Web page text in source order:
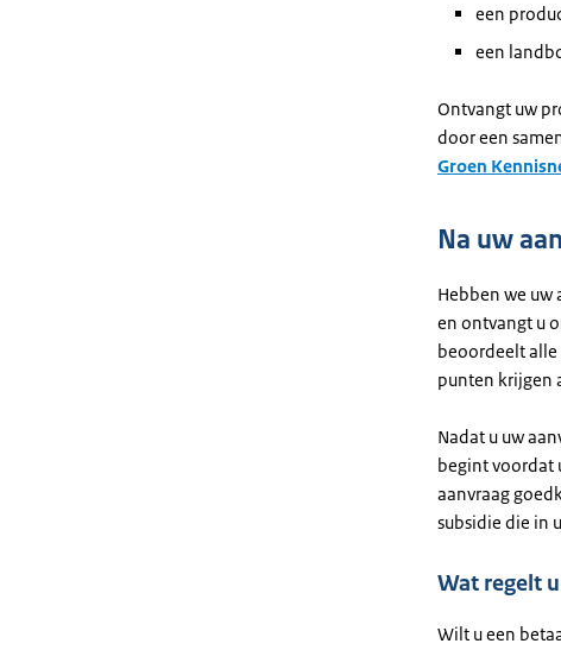
een
een
Ontvangt uw
door een
Groen
Na uw
Hebben we uw
en ontvangt u
beoordeelt alle
punten krijgen
Nadat u uw
begint voordat
aanvraag
subsidie die in
Wat regelt
Wilt u een